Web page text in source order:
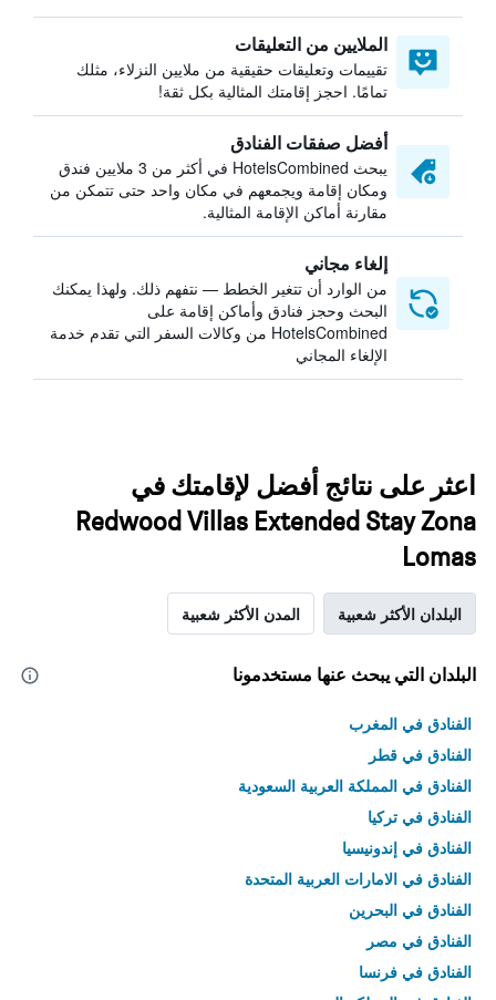
الملايين من التعليقات
تقييمات وتعليقات حقيقية من ملايين النزلاء، مثلك
تمامًا. احجز إقامتك المثالية بكل ثقة!
أفضل صفقات الفنادق
يبحث HotelsCombined في أكثر من 3 ملايين فندق
ومكان إقامة ويجمعهم في مكان واحد حتى تتمكن من
مقارنة أماكن الإقامة المثالية.
إلغاء مجاني
من الوارد أن تتغير الخطط — نتفهم ذلك. ولهذا يمكنك
البحث وحجز فنادق وأماكن إقامة على
HotelsCombined من وكالات السفر التي تقدم خدمة
الإلغاء المجاني
اعثر على نتائج أفضل لإقامتك في
Redwood Villas Extended Stay Zona
Lomas
البلدان الأكثر شعبية المدن الأكثر شعبية
البلدان التي يبحث عنها مستخدمونا
الفنادق في المغرب
الفنادق في قطر
الفنادق في المملكة العربية السعودية
الفنادق في تركيا
الفنادق في إندونيسيا
الفنادق في الامارات العربية المتحدة
الفنادق في البحرين
الفنادق في مصر
الفنادق في فرنسا